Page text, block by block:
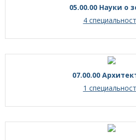
05.00.00 Науки о
4
07.00.00
1